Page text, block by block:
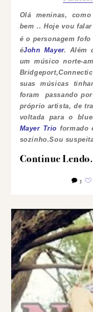
Olá meninas,
bem .. Hoje vou
é o personagem
éJohn Mayer. Além
um músico norte-
suas músicas
foram passando
próprio artista, de
voltada para o
Mayer Trio formado
sozinho.Sou
Continue
3